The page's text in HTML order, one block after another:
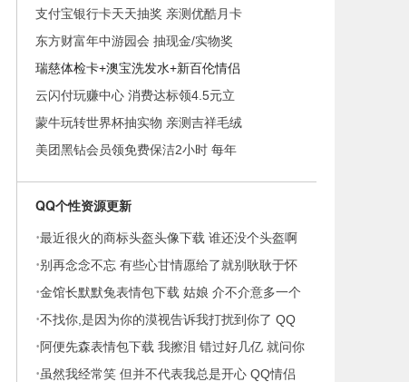
支付宝银行卡天天抽奖 亲测优酷月卡
东方财富年中游园会 抽现金/实物奖
瑞慈体检卡+澳宝洗发水+新百伦情侣
云闪付玩赚中心 消费达标领4.5元立
蒙牛玩转世界杯抽实物 亲测吉祥毛绒
美团黑钻会员领免费保洁2小时 每年
QQ个性资源更新
·最近很火的商标头盔头像下载 谁还没个头盔啊
·别再念念不忘 有些心甘情愿给了就别耿耿于怀
男生
·金馆长默默兔表情包下载 姑娘 介不介意多一个
男朋
·不找你,是因为你的漠视告诉我打扰到你了 QQ
女生头
·阿便先森表情包下载 我擦泪 错过好几亿 就问你
服不
·虽然我经常笑 但并不代表我总是开心 QQ情侣